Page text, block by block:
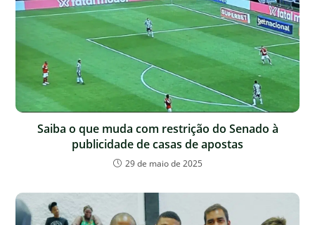
Saiba o que muda com restrição do Senado à
publicidade de casas de apostas
29 de maio de 2025